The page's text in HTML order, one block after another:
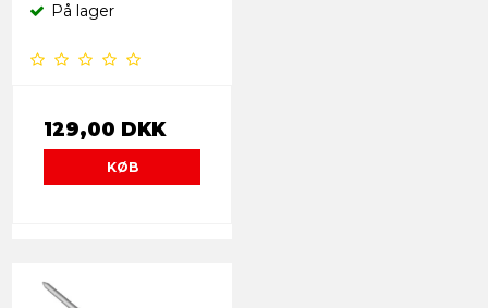
På lager
129,00 DKK
KØB